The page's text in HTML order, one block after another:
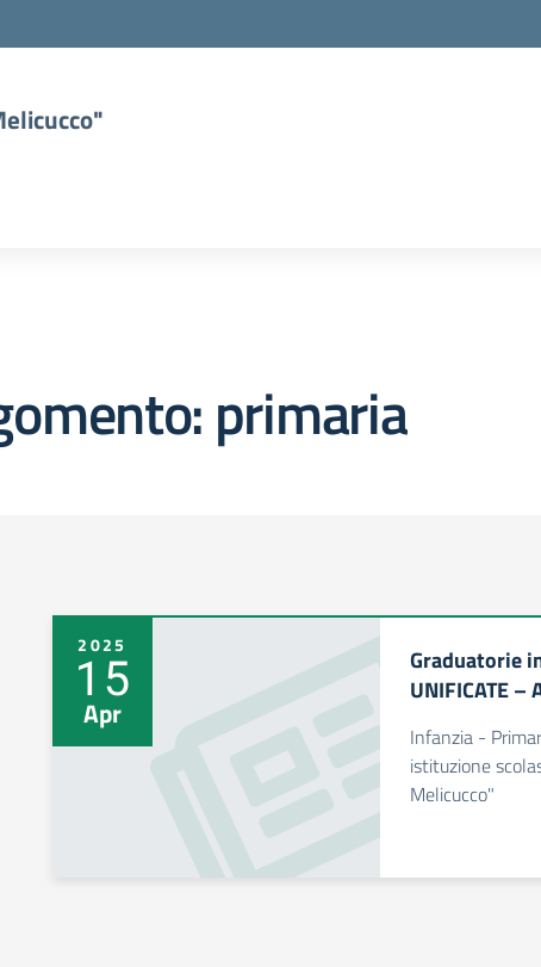
primaria
2025
15
Apr
Graduatorie
UNIFICATE
Infanzia -
istituzione
Melicucco"